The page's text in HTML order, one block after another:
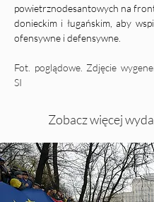
powietrznodesantowych na
donieckim i ługańskim, aby
ofensywne i defensywne.
Fot. poglądowe. Zdjęcie
SI
Zobacz więcej